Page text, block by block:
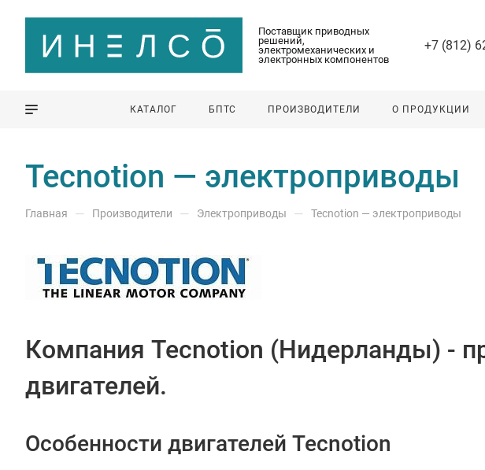
Поставщик приводных
решений,
электромеханических и
электронных компонентов
+7 (812)
КАТАЛОГ БПТС ПРОИЗВОДИТЕЛИ О ПРОДУКЦИИ
Tecnotion — электроприводы
Главная — Производители — Электроприводы — Tecnotion — электроприводы
Компания Tecnotion (Нидерланды) -
двигателей.
Особенности двигателей Tecnotion